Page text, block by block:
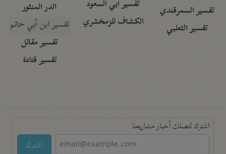
تفسير السمرقندي
تفسير الثعلبي
تفسير أبي السعود
الكشاف للزمخشري
الدر المنثور
تفسير ابن أبي حاتم
تفسير مقاتل
تفسير قتادة
اشترك لتصلك أخبار مشاريعنا
اشترك